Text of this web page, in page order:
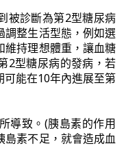
被診斷為第2型糖尿病
調整生活型態，例如選
維持理想體重，讓血糖
2型糖尿病的發病，若
能在10年內進展至第
導致。(胰島素的作用
島素不足，就會造成血